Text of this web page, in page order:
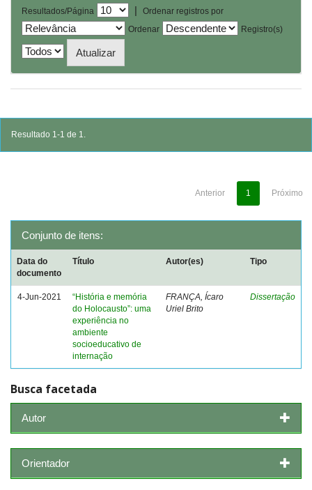
Resultados/Página |
Ordenar registros por
Ordenar
Registro(s)
Resultado 1-1 de 1.
Anterior 1 Próximo
Conjunto de itens:
Data do
documento
Título Autor(es) Tipo
4-Jun-2021
“História e memória
do Holocausto”: uma
experiência no
ambiente
socioeducativo de
internação
FRANÇA, Ícaro
Uriel Brito
Dissertação
Busca facetada
Autor
Orientador